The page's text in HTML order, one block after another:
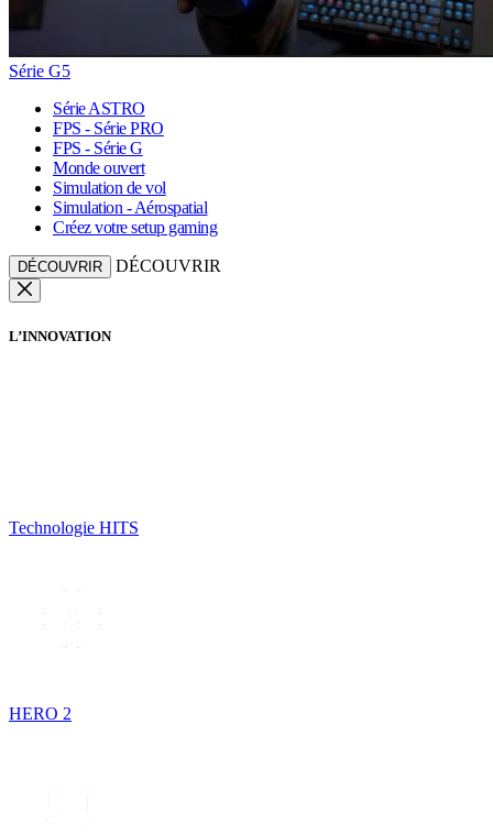
Série G5
Série ASTRO
FPS - Série PRO
FPS - Série G
Monde ouvert
Simulation de vol
Simulation - Aérospatial
Créez votre setup gaming
DÉCOUVRIR DÉCOUVRIR
L’INNOVATION
Technologie HITS
HERO 2